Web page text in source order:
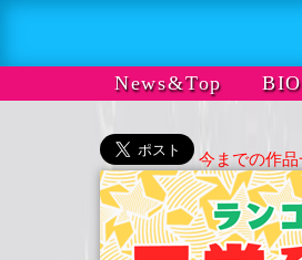
News&Top BIO
今までの作